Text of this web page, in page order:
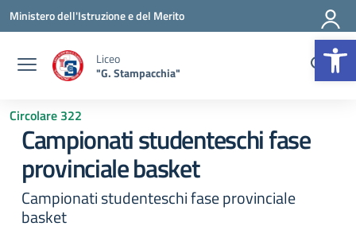
Vai ai contenuti
Vai al menu di navigazione
Vai al footer
Ministero dell'Istruzione e del Merito
Liceo
"G. Stampacchia"
Circolare 322
Campionati studenteschi fase
provinciale basket
Campionati studenteschi fase provinciale
basket